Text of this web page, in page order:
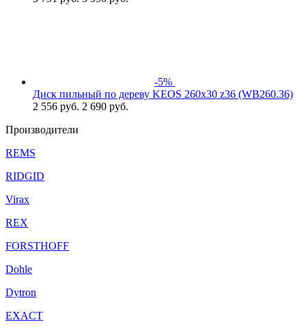
-5%
Диск пильный по дереву KEOS 260x30 z36 (WB260.36)
2 556 руб. 2 690 руб.
Производители
REMS
RIDGID
Virax
REX
FORSTHOFF
Dohle
Dytron
EXACT